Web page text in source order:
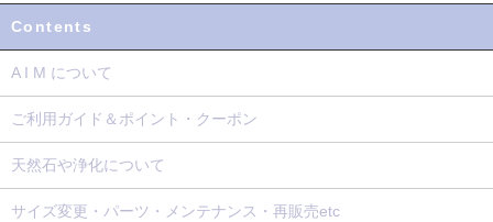
Contents
A I M について
ご利用ガイド＆ポイント・クーポン
天然石や浄化について
サイズ変更・パーツ・メンテナンス・再販売etc